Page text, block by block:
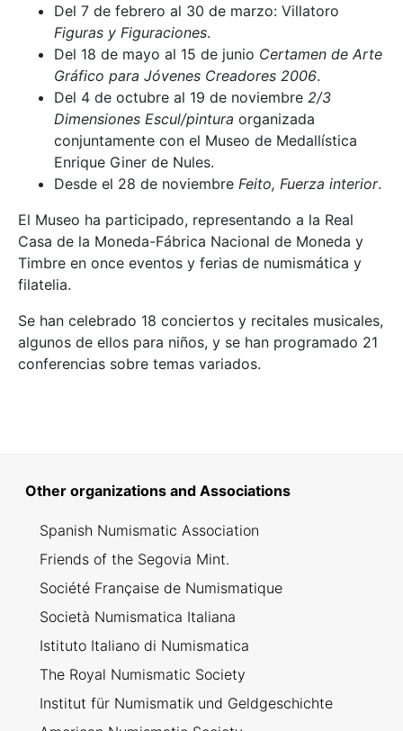
Del 7 de febrero al 30 de marzo: Villatoro
Figuras y Figuraciones.
Del 18 de mayo al 15 de junio Certamen de Arte
Gráfico para Jóvenes Creadores 2006.
Del 4 de octubre al 19 de noviembre 2/3
Dimensiones Escul/pintura organizada
conjuntamente con el Museo de Medallística
Enrique Giner de Nules.
Desde el 28 de noviembre Feito, Fuerza interior.
El Museo ha participado, representando a la Real
Casa de la Moneda-Fábrica Nacional de Moneda y
Timbre en once eventos y ferias de numismática y
filatelia.
Se han celebrado 18 conciertos y recitales musicales,
algunos de ellos para niños, y se han programado 21
conferencias sobre temas variados.
Other organizations and Associations
Spanish Numismatic Association
Friends of the Segovia Mint.
Société Française de Numismatique
Società Numismatica Italiana
Istituto Italiano di Numismatica
The Royal Numismatic Society
Institut für Numismatik und Geldgeschichte